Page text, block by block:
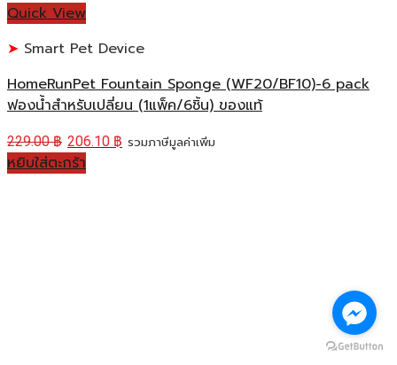
Quick View
Smart Pet Device
HomeRunPet Fountain Sponge (WF20/BF10)-6 pack
ฟองน้ำสำหรับเปลี่ยน (1แพ็ค/6ชิ้น) ของแท้
229.00฿ 206.10 ฿ รวมภาษีมูลค่าเพิ่ม
หยิบใส่ตะกร้า